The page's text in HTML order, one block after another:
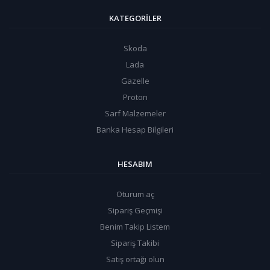
KATEGORILER
Skoda
Lada
Gazelle
Proton
Sarf Malzemeler
Banka Hesap Bilgileri
HESABIM
Oturum aç
Sipariş Geçmişi
Benim Takip Listem
Sipariş Takibi
Satış ortağı olun